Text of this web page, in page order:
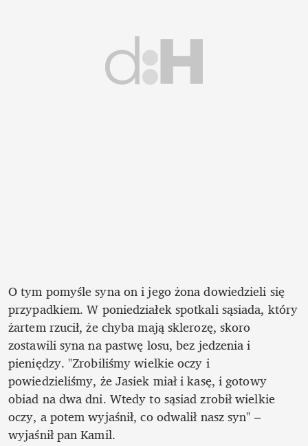
O tym pomyśle syna on i jego żona dowiedzieli się
przypadkiem. W poniedziałek spotkali sąsiada, który
żartem rzucił, że chyba mają sklerozę, skoro
zostawili syna na pastwę losu, bez jedzenia i
pieniędzy. "Zrobiliśmy wielkie oczy i
powiedzieliśmy, że Jasiek miał i kasę, i gotowy
obiad na dwa dni. Wtedy to sąsiad zrobił wielkie
oczy, a potem wyjaśnił, co odwalił nasz syn" –
wyjaśnił pan Kamil.